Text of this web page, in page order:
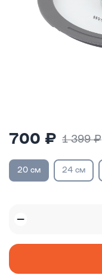
700 ₽ 1 399 ₽
20 см 24 см